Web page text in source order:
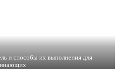
и способы их выполнения для